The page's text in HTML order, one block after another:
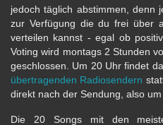
jedoch täglich abstimmen, denn
zur Verfügung die du frei über
verteilen kannst - egal ob
Voting wird montags 2 Stunden
geschlossen. Um 20 Uhr findet
übertragenden Radiosendern
direkt nach der Sendung, also um
Die 20 Songs mit den